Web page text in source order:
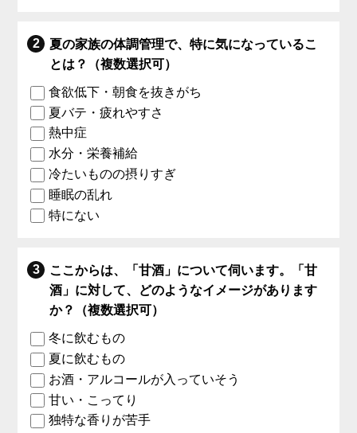
夏の家族の体調管理で、特に気になっているこ
とは？（複数選択可）
食欲低下・朝食を抜きがち
夏バテ・疲れやすさ
熱中症
水分・栄養補給
冷たいものの摂りすぎ
睡眠の乱れ
特にない
ここからは、「甘酒」について伺います。「甘
酒」に対して、どのようなイメージがあります
か？（複数選択可）
冬に飲むもの
夏に飲むもの
お酒・アルコールが入っていそう
甘い・こってり
独特な香りが苦手